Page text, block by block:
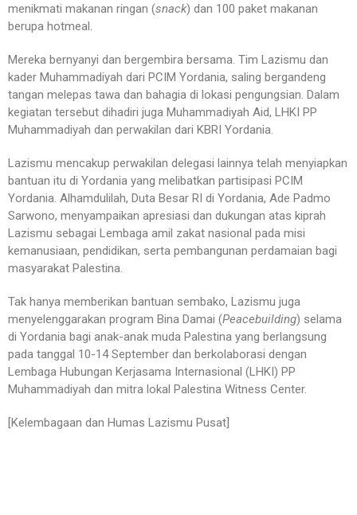
menikmati makanan ringan (snack) dan 100 paket makanan
berupa hotmeal.
Mereka bernyanyi dan bergembira bersama. Tim Lazismu dan
kader Muhammadiyah dari PCIM Yordania, saling bergandeng
tangan melepas tawa dan bahagia di lokasi pengungsian. Dalam
kegiatan tersebut dihadiri juga Muhammadiyah Aid, LHKI PP
Muhammadiyah dan perwakilan dari KBRI Yordania.
Lazismu mencakup perwakilan delegasi lainnya telah menyiapkan
bantuan itu di Yordania yang melibatkan partisipasi PCIM
Yordania. Alhamdulilah, Duta Besar RI di Yordania, Ade Padmo
Sarwono, menyampaikan apresiasi dan dukungan atas kiprah
Lazismu sebagai Lembaga amil zakat nasional pada misi
kemanusiaan, pendidikan, serta pembangunan perdamaian bagi
masyarakat Palestina.
Tak hanya memberikan bantuan sembako, Lazismu juga
menyelenggarakan program Bina Damai (Peacebuilding) selama
di Yordania bagi anak-anak muda Palestina yang berlangsung
pada tanggal 10-14 September dan berkolaborasi dengan
Lembaga Hubungan Kerjasama Internasional (LHKI) PP
Muhammadiyah dan mitra lokal Palestina Witness Center.
[Kelembagaan dan Humas Lazismu Pusat]